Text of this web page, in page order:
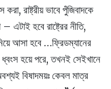
রাষ্ট্রীয় ভাবে পুঁজিবাদকে
হবে রাষ্ট্রের নীতি,
আসা হবে …ফ্রিডম্যানের
ধ্বংস হয়ে পরে, তখনই সেইখানে
বিষাদময়ঃ কেবল মাত্র